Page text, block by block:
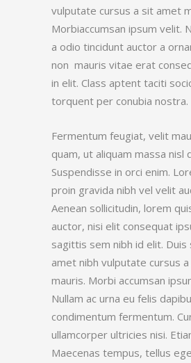
vulputate cursus a sit amet
Morbiaccumsan ipsum velit.
a odio tincidunt auctor a
non mauris vitae erat
in elit. Class aptent taciti
torquent per conubia nostra.
Fermentum feugiat, velit
quam, ut aliquam massa nisl
Suspendisse in orci enim.
proin gravida nibh vel velit
Aenean sollicitudin, lorem
auctor, nisi elit consequat
sagittis sem nibh id elit.
amet nibh vulputate cursus
mauris. Morbi accumsan
Nullam ac urna eu felis
condimentum fermentum.
ullamcorper ultricies nisi.
Maecenas tempus, tellus